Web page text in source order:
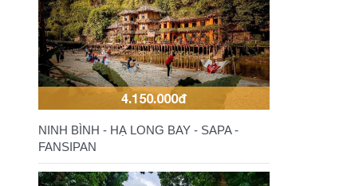
4.150.000đ
NINH BÌNH - HẠ LONG BAY - SAPA -
FANSIPAN